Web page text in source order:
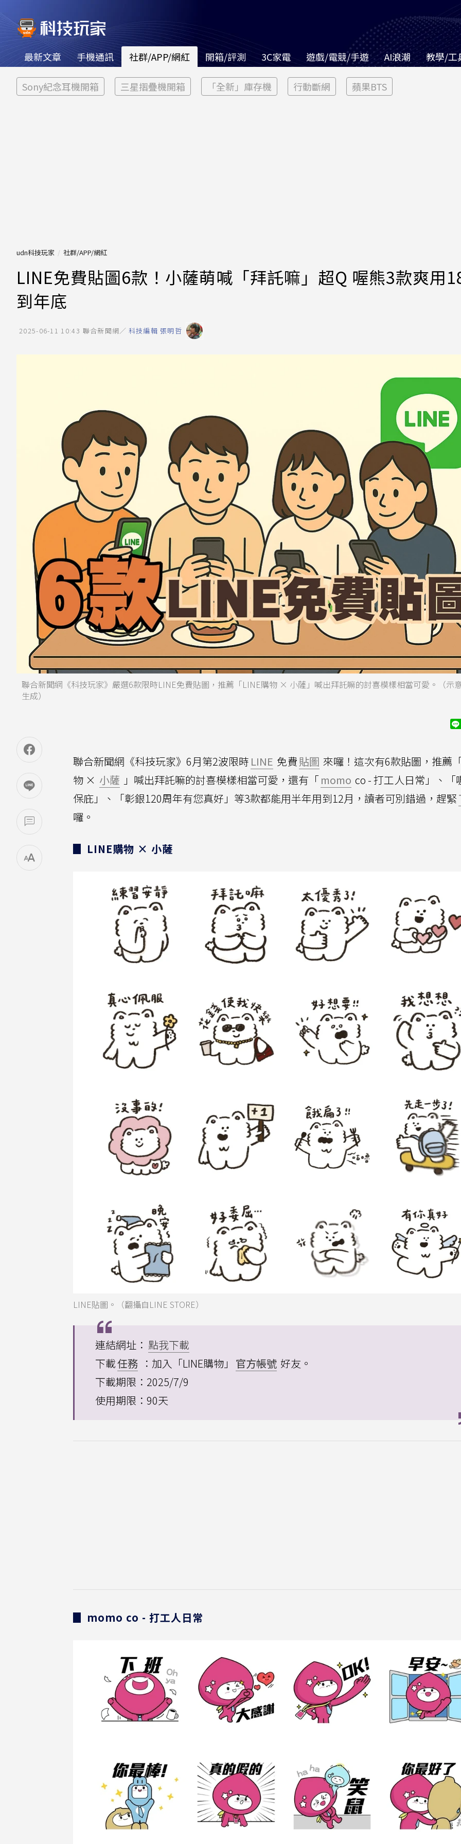
最新文章 手機通訊 社群/APP/網紅 開箱/評測 3C家電 遊戲/電競/手遊 AI浪潮 教學/工
Sony紀念耳機開箱 三星摺疊機開箱 「全新」庫存機 行動斷網 蘋果BTS
udn科技玩家 社群/APP/網紅
LINE免費貼圖6款！小薩萌喊「拜託嘛」超Q 喔熊3款爽用
到年底
2025-06-11 10:43 聯合新聞網／ 科技編輯 張明哲
聯合新聞網《科技玩家》嚴選6款限時LINE免費貼圖，推薦「LINE購物 × 小薩」喊出拜託嘛的討喜模樣相當可愛。（示
生成）
聯合新聞網《科技玩家》6月第2波限時 LINE 免費貼圖 來囉！這次有6款貼圖，推薦
物 × 小薩 」喊出拜託嘛的討喜模樣相當可愛，還有「momo co - 打工人日常」、「
保庇」、「彰銀120周年有您真好」等3款都能用半年用到12月，讀者可別錯過，趕緊
囉。
▊ LINE購物 × 小薩
LINE貼圖。（翻攝自LINE STORE）
連結網址： 點我下載
下載任務 ：加入「LINE購物」 官方帳號 好友。
下載期限：2025/7/9
使用期限：90天
▊ momo co - 打工人日常